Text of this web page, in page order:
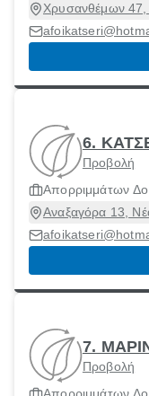
Χρυσανθέμων 47,
6.
Προβολή
Απορριμμάτων
Αναξαγόρα 13,
7.
Προβολή